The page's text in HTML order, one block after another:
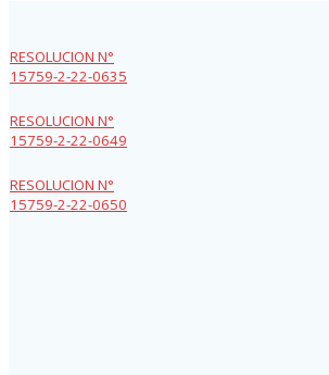
RESOLUCION N°
15759-2-22-0635
RESOLUCION N°
15759-2-22-0649
RESOLUCION N°
15759-2-22-0650